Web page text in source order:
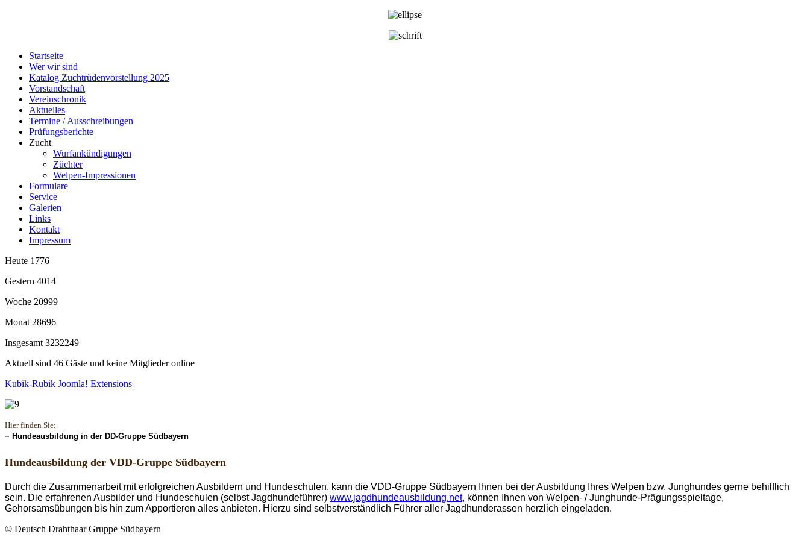
Startseite
Wer wir sind
Katalog Zuchtrüdenvorstellung 2025
Vorstandschaft
Vereinschronik
Aktuelles
Termine / Ausschreibungen
Prüfungsberichte
Zucht
Wurfankündigungen
Züchter
Welpen-Impressionen
Formulare
Service
Galerien
Links
Kontakt
Impressum
Heute 1776
Gestern 4014
Woche 20999
Monat 28696
Insgesamt 3232249
Aktuell sind 46 Gäste und keine Mitglieder online
Kubik-Rubik Joomla! Extensions
Hier finden Sie:
− Hundeausbildung in der DD-Gruppe Südbayern
Hundeausbildung der VDD-Gruppe Südbayern
Durch die Zusammenarbeit mit erfolgreichen Ausbildern und Hundeschulen, kann die VDD-Gruppe Südbayern Ihnen bei der Ausbildung Ihres Welpen bzw. Junghundes gerne behilflich
sein. Die erfahrenen Ausbilder und Hundeschulen (selbst Jagdhundeführer) www.jagdhundeausbildung.net, können Ihnen von Welpen- / Junghunde-Prägungsspieltage,
Gehorsamsübungen bis hin zum Apportieren alles anbieten. Hierzu sind selbstverständlich Führer aller Jagdhunderassen herzlich eingeladen.
© Deutsch Drahthaar Gruppe Südbayern